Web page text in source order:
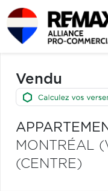
Vendu
MONTRÉAL
(CENTRE)